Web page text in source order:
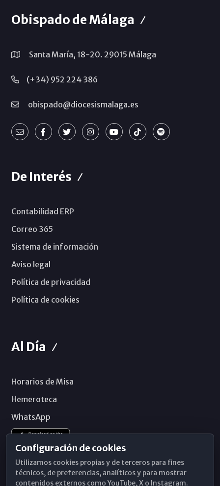
Obispado de Málaga
Santa María, 18-20. 29015 Málaga
(+34) 952 224 386
obispado@diocesismalaga.es
De Interés
Contabilidad ERP
Correo 365
Sistema de información
Aviso legal
Política de privacidad
Política de cookies
Al Día
Horarios de Misa
Hemeroteca
WhatsApp
Configuración de cookies
Utilizamos cookies propias y de terceros para fines
técnicos, de preferencias, analíticos y para mostrar
contenidos externos como YouTube, X o Instagram.